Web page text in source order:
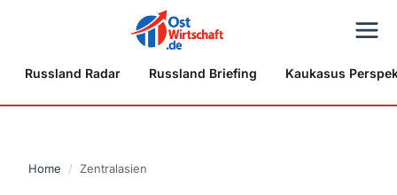
Russland Radar Russland Briefing Kaukasus
Home / Zentralasien